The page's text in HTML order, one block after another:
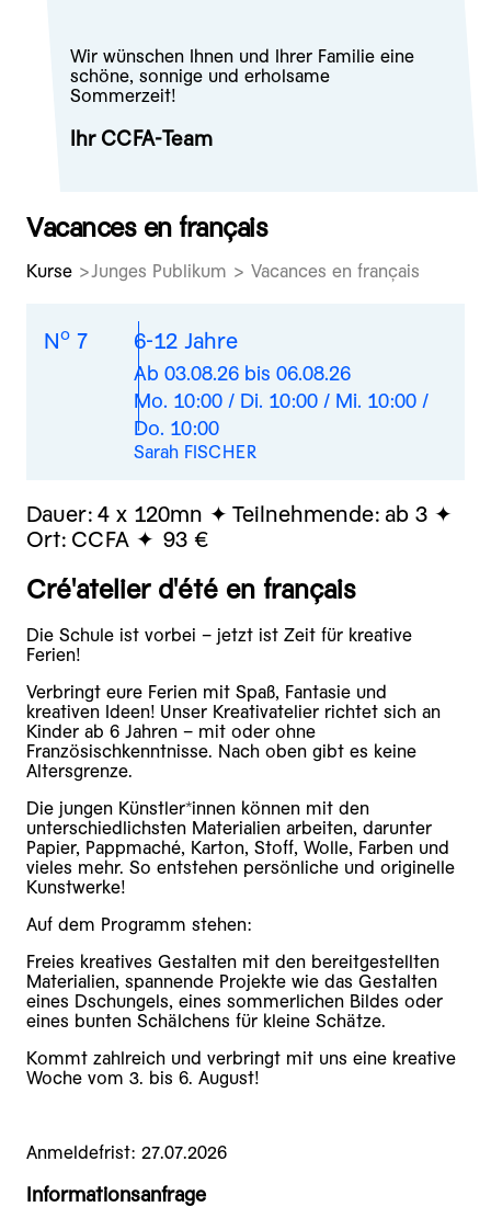
Wir wünschen Ihnen und Ihrer Familie eine
schöne, sonnige und erholsame
Sommerzeit!
Ihr CCFA-Team
Vacances en français
Kurse Junges Publikum > Vacances en français
No 7 6-12 Jahre
Ab 03.08.26 bis 06.08.26
Mo. 10:00 / Di. 10:00 / Mi. 10:00 /
Do. 10:00
Sarah FISCHER
Dauer: 4 x 120mn Teilnehmende: ab 3
Ort: CCFA 93 €
Cré'atelier d'été en français
Die Schule ist vorbei – jetzt ist Zeit für kreative
Ferien!
Verbringt eure Ferien mit Spaß, Fantasie und
kreativen Ideen! Unser Kreativatelier richtet sich an
Kinder ab 6 Jahren – mit oder ohne
Französischkenntnisse. Nach oben gibt es keine
Altersgrenze.
Die jungen Künstler*innen können mit den
unterschiedlichsten Materialien arbeiten, darunter
Papier, Pappmaché, Karton, Stoff, Wolle, Farben und
vieles mehr. So entstehen persönliche und originelle
Kunstwerke!
Auf dem Programm stehen:
Freies kreatives Gestalten mit den bereitgestellten
Materialien, spannende Projekte wie das Gestalten
eines Dschungels, eines sommerlichen Bildes oder
eines bunten Schälchens für kleine Schätze.
Kommt zahlreich und verbringt mit uns eine kreative
Woche vom 3. bis 6. August!
Anmeldefrist: 27.07.2026
Informationsanfrage